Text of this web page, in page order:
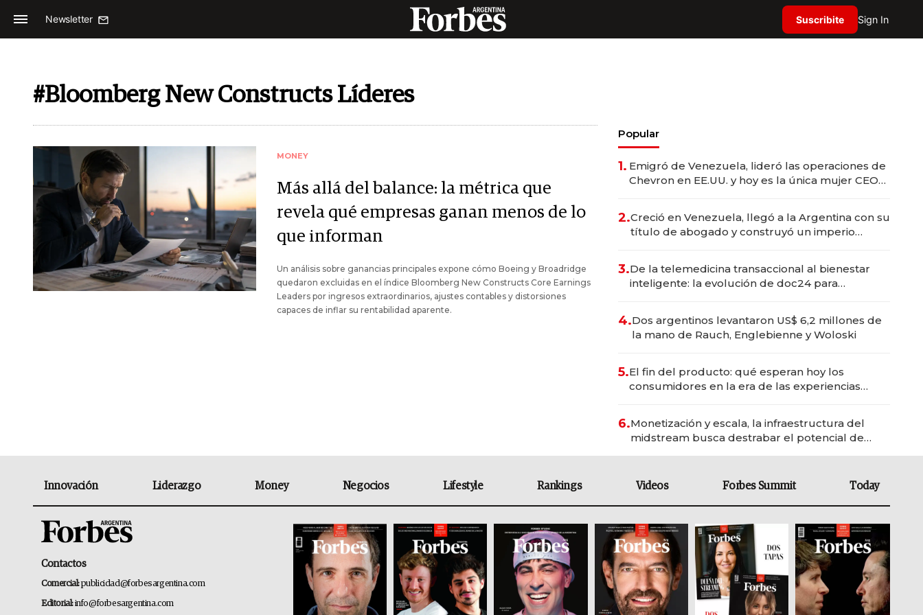
Newsletter Suscribite Sign In
#Bloomberg New Constructs Líderes
MONEY
Más allá del balance: la métrica que
revela qué empresas ganan menos de lo
que informan
Un análisis sobre ganancias principales expone cómo Boeing y Broadridge
quedaron excluidas en el índice Bloomberg New Constructs Core Earnings
Leaders por ingresos extraordinarios, ajustes contables y distorsiones
capaces de inflar su rentabilidad aparente.
Popular
1. Emigró de Venezuela, lideró las operaciones de
Chevron en EE.UU. y hoy es la única mujer CEO
2.Creció en Venezuela, llegó a la Argentina con su
título de abogado y construyó un imperio
3.De la telemedicina transaccional al bienestar
inteligente: la evolución de doc24 para
4.Dos argentinos levantaron US$ 6,2 millones de
la mano de Rauch, Englebienne y Woloski
5.El fin del producto: qué esperan hoy los
consumidores en la era de las experiencias
6.Monetización y escala, la infraestructura del
midstream busca destrabar el potencial de
Innovación Liderazgo Money Negocios Lifestyle Rankings Videos Forbes Summit Today
Contactos
Comercial:publicidad@forbesargentina.com
Editorial:info@forbesargentina.com